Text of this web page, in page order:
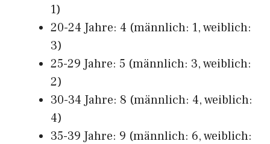
1)
20-24 Jahre: 4 (männlich: 1, weiblich:
3)
25-29 Jahre: 5 (männlich: 3, weiblich:
2)
30-34 Jahre: 8 (männlich: 4, weiblich:
4)
35-39 Jahre: 9 (männlich: 6, weiblich: